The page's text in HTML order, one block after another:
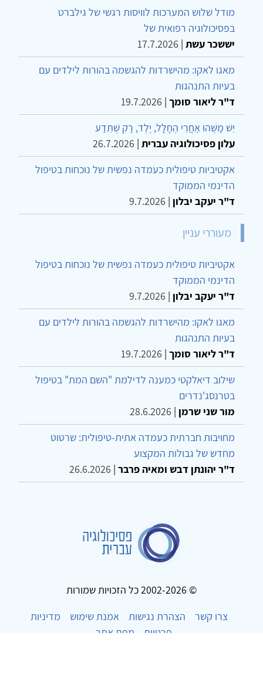
מודל שלוש המערכות לוויסות רגשי של גילברט
בפסיכולוגיה רפואית של
יששכר עשת |
17.7.2026
מאגו לאקו: מהישרדות להגשמה בהורות לילדים עם
בעיות התנהגות
ד"ר ליאור סומך |
19.7.2026
יֵשׁ מַשֶּׁהוּ אַחֲרֵי הֶחָלָל, יֶלֶד, רַק שֶׁתֵּדַע
עלון פסיכולוגיה עברית |
26.7.2026
אקטיביות טיפולית כעמדה נפשית של נוכחות בטיפול
הדינמי הממוקד
ד"ר יעקב יבלון |
9.7.2026
מעוררי עניין
אקטיביות טיפולית כעמדה נפשית של נוכחות בטיפול
הדינמי הממוקד
ד"ר יעקב יבלון |
9.7.2026
מאגו לאקו: מהישרדות להגשמה בהורות לילדים עם
בעיות התנהגות
ד"ר ליאור סומך |
19.7.2026
שילוב דיאלקטי כמענה לדילמת "השם המת" בטיפול
בטרנסג'נדרים
מור שני שרמן |
28.6.2026
מחויבות חברתית כעמדה אתית-טיפולית: שרטוט
מחדש של גבולות המקצוע
ד"ר יהונתן דבש ומאיה פרבר |
26.6.2026
© 2002-2026 כל הזכויות שמורות
צרו קשר
הצהרת נגישות אמנת שימוש
מדיניות
פרטיות
מפת אתר